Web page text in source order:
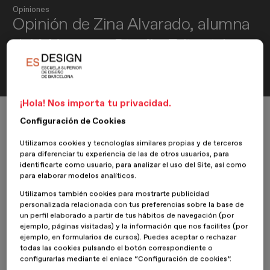
Opiniones
Opinión de Zina Alvarado, alumna
del Máster en Diseño Editorial y
Publicaciones Digitales
Opinión de Zina Alvarado, alumna del Máster en Diseño Editorial y
6 Septiembre 2019Zina Alvarado
Nuestra alumna Zina Alvaradodel Máster en Diseño Editorial y
Publicaciones Digitales, nos da su opinión sobre su experiencia
enESDESIGN.
¿Por qué te decidiste por cursar un máster en ESDESIGN?
¡Hola! Nos importa tu privacidad.
Configuración de Cookies
Utilizamos cookies y tecnologías similares propias y de terceros
para diferenciar tu experiencia de las de otros usuarios, para
identificarte como usuario, para analizar el uso del Site, así como
para elaborar modelos analíticos.
Utilizamos también cookies para mostrarte publicidad
personalizada relacionada con tus preferencias sobre la base de
un perfil elaborado a partir de tus hábitos de navegación (por
ejemplo, páginas visitadas) y la información que nos facilites (por
ejemplo, en formularios de cursos). Puedes aceptar o rechazar
todas las cookies pulsando el botón correspondiente o
configurarlas mediante el enlace “Configuración de cookies”.